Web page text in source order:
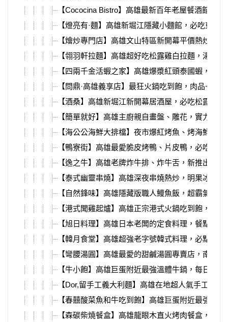
【Cococina Bistro】高雄最新百年老屋餐酒館！菜
【燈亮有·麵】高雄新堀江隱藏小麵館，必吃東台
【燴炒專門店】高雄文山特區新開幕平價熱炒，
【翎羽軒拉麵】高雄超好吃松露雞白拉麵，湯頭
【四兩千金活蝦之家】高雄爆漿紅頭泰國蝦，金
【問鼎·高雄義享店】最狂火鍋吃到飽，肉品+海
【酒桑】高雄新堀江新開幕居酒屋，必吃松露飯
【簡單就好】高雄主廚親自畫盤、雕花，實力派
【海公公海鮮大排檔】夜市爆紅烤魚、烤海鮮，
【鴨寮街】高雄最愛脆皮烤鴨、片皮鴨，必吃芋
【逸之牛】高雄老牌炸牛排、炸牛舌，新推出韓
【泰式幽靈串燒】高雄深夜串燒熱炒，明果冰淇
【自然鋒味】高雄隱藏版職人鰻魚飯，超霸氣極
【港式聞雞起爐】高雄正宗港式火鍋吃到飽，必
【旭日料理】高雄日本老闆的定食料理，餐點超
【韓月食堂】高雄超強老字號韓式料理，必點銅
【彎腰湯圓】高雄最愛的甜鹹湯圓專賣店，南高
【牛小飽】高雄巨蛋附近最強溫體牛鍋，每日善
【Dor,留手工義大利麵】高雄在地超人氣手工義大
【春囍酸菜魚和牛吃到飽】高雄巨蛋附近最強酸
【森碳柴燒餐盒】高雄龍眼木直火烤肉餐盒，必